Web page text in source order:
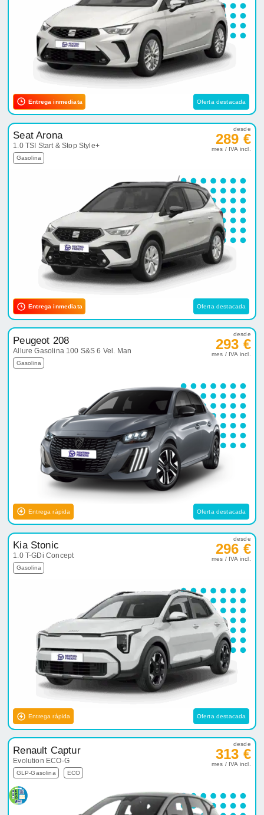
Entrega inmediata Oferta destacada
Seat Arona
1.0 TSI Start & Stop Style+
Gasolina
desde
289 €
mes / IVA incl.
Entrega inmediata Oferta destacada
Peugeot 208
Allure Gasolina 100 S&S 6 Vel. Man
Gasolina
desde
293 €
mes / IVA incl.
Entrega rápida Oferta destacada
Kia Stonic
1.0 T-GDi Concept
Gasolina
desde
296 €
mes / IVA incl.
Entrega rápida Oferta destacada
Renault Captur
Evolution ECO-G
GLP-Gasolina ECO
desde
313 €
mes / IVA incl.